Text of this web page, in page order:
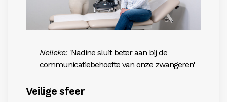
Nelleke: 'Nadine sluit beter aan bij de
communicatiebehoefte van onze zwangeren'
Veilige sfeer